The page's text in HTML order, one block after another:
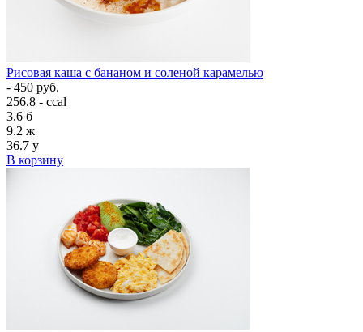
Рисовая каша с бананом и соленой карамелью
- 450 руб.
256.8 - ccal
3.6 б
9.2 ж
36.7 у
В корзину